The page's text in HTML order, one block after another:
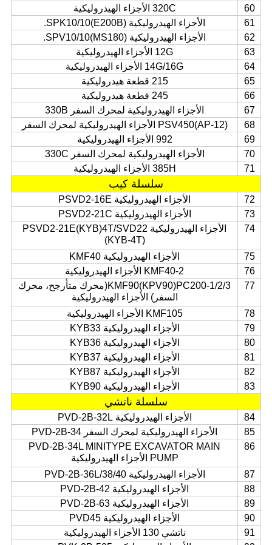
60
320C الأجزاء الهيدروليكية
61
الأجزاء الهيدروليكية SPK10/10(E200B).
62
الأجزاء الهيدروليكية SPV10/10(MS180).
63
12G الأجزاء الهيدروليكية
64
14G/16G الأجزاء الهيدروليكية
65
215 قطعة هيدروليكية
66
245 قطعة هيدروليكية
67
الأجزاء الهيدروليكية لمحرك السفر 330B
68
PSV450(AP-12) الأجزاء الهيدروليكية لمحرك السفر
69
992 الأجزاء الهيدروليكية
70
الأجزاء الهيدروليكية لمحرك السفر 330C
71
385H الأجزاء الهيدروليكية
سلسلة كيب
72
الأجزاء الهيدروليكية PSVD2-16E
73
الأجزاء الهيدروليكية PSVD2-21C
74
الأجزاء الهيدروليكية PSVD2-21E(KYB)4T/SVD22
(KYB-4T)
75
الأجزاء الهيدروليكية KMF40
76
KMF40-2 الأجزاء الهيدروليكية
77
KMF90(KPV90)PC200-1/2/3(محرك متأرجح، محرك
السفر) الأجزاء الهيدروليكية
78
KMF105 الأجزاء الهيدروليكية
79
الأجزاء الهيدروليكية KYB33
80
الأجزاء الهيدروليكية KYB36
81
الأجزاء الهيدروليكية KYB37
82
الأجزاء الهيدروليكية KYB87
83
الأجزاء الهيدروليكية KYB90
سلسلة ناتشي
84
الأجزاء الهيدروليكية PVD-2B-32L
85
الأجزاء الهيدروليكية لمحرك السفر PVD-2B-34
86
PVD-2B-34L MINITYPE EXCAVATOR MAIN
PUMP الأجزاء الهيدروليكية
87
الأجزاء الهيدروليكية PVD-2B-36L/38/40
88
الأجزاء الهيدروليكية PVD-2B-42
89
الأجزاء الهيدروليكية PVD-2B-63
90
الأجزاء الهيدروليكية PVD45
91
ناتشي 130 الأجزاء الهيدروليكية